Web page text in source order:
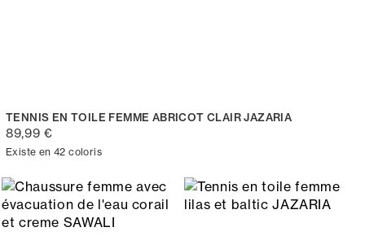
TENNIS EN TOILE FEMME ABRICOT CLAIR JAZARIA
89,99 €
Existe en 42 coloris